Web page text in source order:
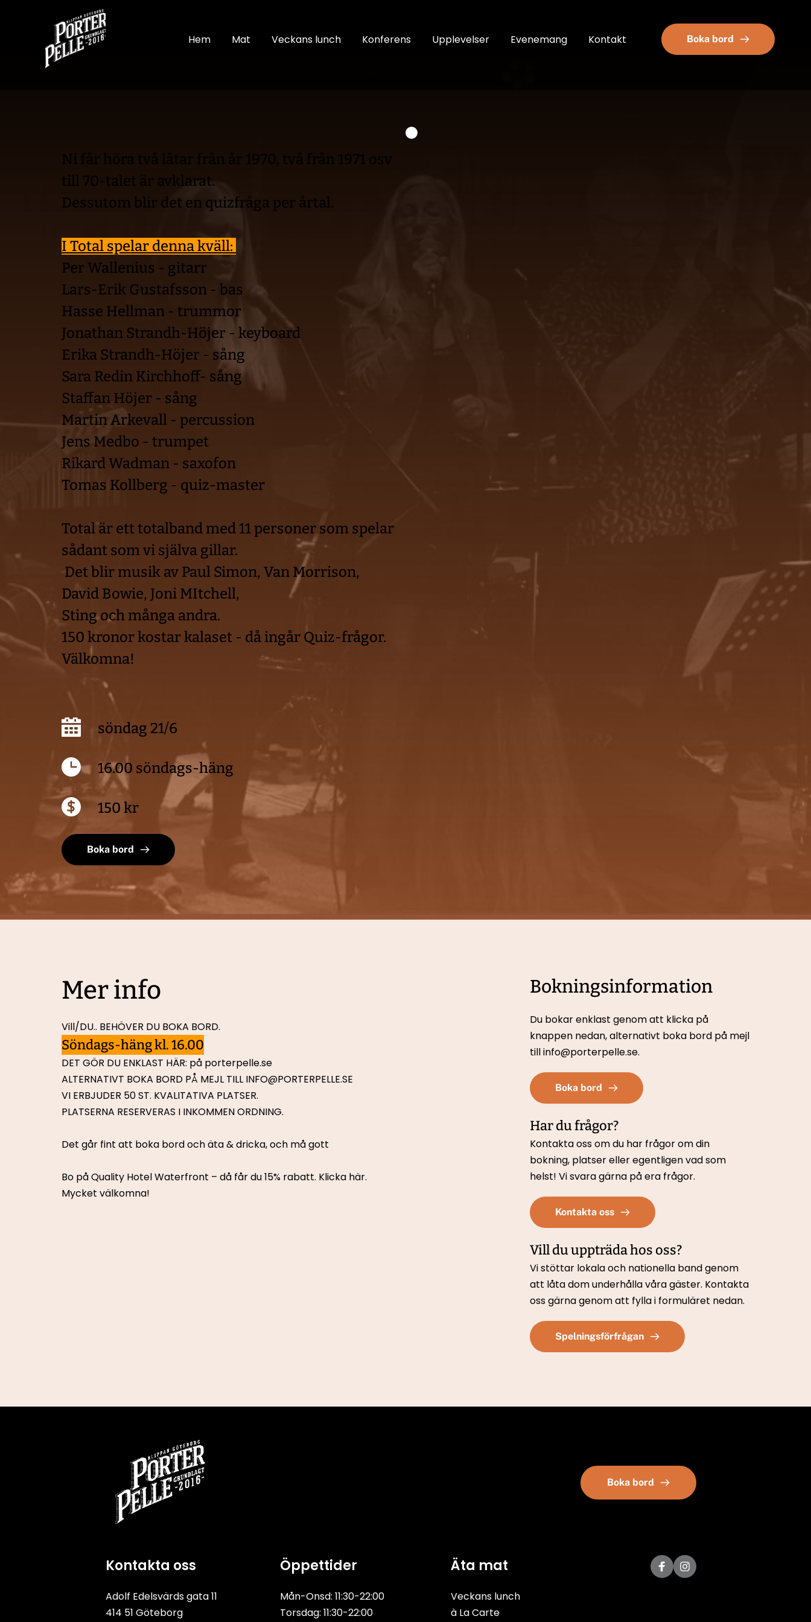
Hem Mat Veckans lunch Konferens Upplevelser Evenemang Kontakt Boka bord
Ni får höra två låtar från år 1970, två från 1971 osv
till 70-talet är avklarat.
Dessutom blir det en quizfråga per årtal.
I Total spelar denna kväll:
Per Wallenius - gitarr
Lars-Erik Gustafsson - bas
Hasse Hellman - trummor
Jonathan Strandh-Höjer - keyboard
Erika Strandh-Höjer - sång
Sara Redin Kirchhoff- sång
Staffan Höjer - sång
Martin Arkevall - percussion
Jens Medbo - trumpet
Rikard Wadman - saxofon
Tomas Kollberg - quiz-master
Total är ett totalband med 11 personer som spelar
sådant som vi själva gillar.
Det blir musik av Paul Simon, Van Morrison,
David Bowie, Joni MItchell,
Sting och många andra.
150 kronor kostar kalaset - då ingår Quiz-frågor.
Välkomna!
söndag 21/6
16.00 söndags-häng
150 kr
Boka bord
Mer info
Vill/DU.. BEHÖVER DU BOKA BORD.
Söndags-häng kl. 16.00
DET GÖR DU ENKLAST HÄR: på porterpelle.se
ALTERNATIVT BOKA BORD PÅ MEJL TILL INFO@PORTERPELLE.SE
VI ERBJUDER 50 ST. KVALITATIVA PLATSER.
PLATSERNA RESERVERAS I INKOMMEN ORDNING.
Det går fint att boka bord och äta & dricka, och må gott
Bo på Quality Hotel Waterfront – då får du 15% rabatt. Klicka här.
Mycket välkomna!
Bokningsinformation
Du bokar enklast genom att klicka på
knappen nedan, alternativt boka bord på mejl
till info@porterpelle.se.
Boka bord
Har du frågor?
Kontakta oss om du har frågor om din
bokning, platser eller egentligen vad som
helst! Vi svara gärna på era frågor.
Kontakta oss
Vill du uppträda hos oss?
Vi stöttar lokala och nationella band genom
att låta dom underhålla våra gäster. Kontakta
oss gärna genom att fylla i formuläret nedan.
Spelningsförfrågan
Boka bord
Kontakta oss
Adolf Edelsvärds gata 11
414 51 Göteborg
Öppettider
Mån-Onsd: 11:30-22:00
Torsdag: 11:30-22:00
Äta mat
Veckans lunch
à La Carte